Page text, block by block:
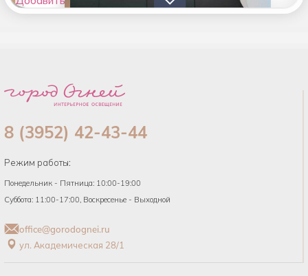
товары в
8 (3952) 42-43-44
Режим работы:
Понедельник - Пятница: 10:00-19:00
Суббота: 11:00-17:00, Воскресенье - Выходной
office@gorodognei.ru
ул. Академическая 28/1